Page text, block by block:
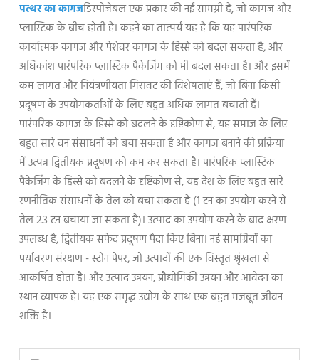
पत्थर का कागजडिस्पोजेबल एक प्रकार की नई सामग्री है, जो कागज और
प्लास्टिक के बीच होती है। कहने का तात्पर्य यह है कि यह पारंपरिक
कार्यात्मक कागज और पेशेवर कागज के हिस्से को बदल सकता है, और
अधिकांश पारंपरिक प्लास्टिक पैकेजिंग को भी बदल सकता है। और इसमें
कम लागत और नियंत्रणीयता गिरावट की विशेषताएं हैं, जो बिना किसी
प्रदूषण के उपयोगकर्ताओं के लिए बहुत अधिक लागत बचाती हैं।
पारंपरिक कागज के हिस्से को बदलने के दृष्टिकोण से, यह समाज के लिए
बहुत सारे वन संसाधनों को बचा सकता है और कागज बनाने की प्रक्रिया
में उत्पन्न द्वितीयक प्रदूषण को कम कर सकता है। पारंपरिक प्लास्टिक
पैकेजिंग के हिस्से को बदलने के दृष्टिकोण से, यह देश के लिए बहुत सारे
रणनीतिक संसाधनों के तेल को बचा सकता है (1 टन का उपयोग करने से
तेल 2.3 टन बचाया जा सकता है)। उत्पाद का उपयोग करने के बाद क्षरण
उपलब्ध है, द्वितीयक सफेद प्रदूषण पैदा किए बिना। नई सामग्रियों का
पर्यावरण संरक्षण - स्टोन पेपर, जो उत्पादों की एक विस्तृत श्रृंखला से
आकर्षित होता है। और उत्पाद उन्नयन, प्रौद्योगिकी उन्नयन और आवेदन का
स्थान व्यापक है। यह एक समृद्ध उद्योग के साथ एक बहुत मजबूत जीवन
शक्ति है।